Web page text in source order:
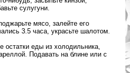
сулугуни.
мясо, залейте его
3.5 часа, украсьте шалотом.
остатки еды из холодильника,
Подавать на блине или с